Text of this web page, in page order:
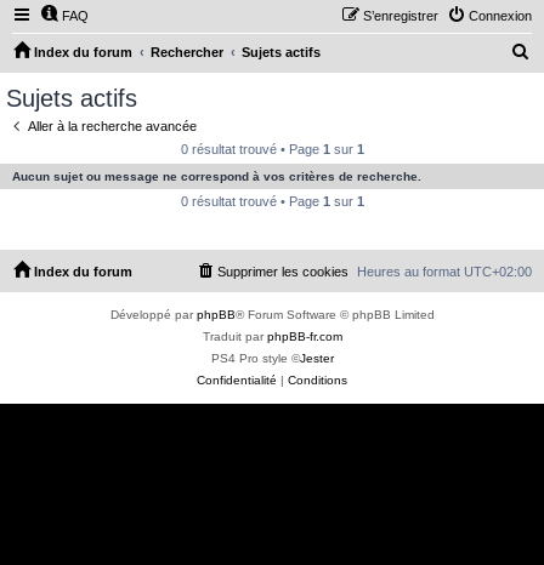
FAQ Connexion
S’enregistrer
Index du forum Rechercher Sujets actifs
e
h
Sujets actifs
Aller à la recherche avancée
0 résultat trouvé • Page 1 sur 1
Aucun sujet ou message ne correspond à vos critères de recherche.
0 résultat trouvé • Page 1 sur 1
Index du forum Heures au format UTC+02:00
Supprimer les cookies
Développé parphpBB® Forum Software © phpBB Limited
Traduit parphpBB-fr.com
PS4 Pro style ©Jester
Confidentialité | Conditions